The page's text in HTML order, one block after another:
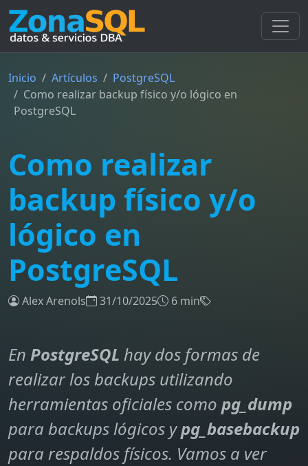
Inicio Artículos
PostgreSQL
Como realizar backup físico y/o lógico en
PostgreSQL
Como realizar
backup físico y/o
lógico en
PostgreSQL
Alex Arenols 31/10/2025 6 min
En PostgreSQL hay dos formas de
realizar los backups utilizando
herramientas oficiales como pg_dump
para backups lógicos ypg_basebackup
para respaldos físicos. Vamos a ver